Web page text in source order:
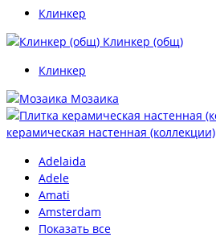
Клинкер
Клинкер (общ)
Клинкер
Мозаика
керамическая настенная (коллекции)
Adelaida
Adele
Amati
Amsterdam
Показать все